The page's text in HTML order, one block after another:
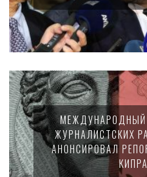
ЖУРНАЛИСТСКИХ
АНОНСИРОВАЛ